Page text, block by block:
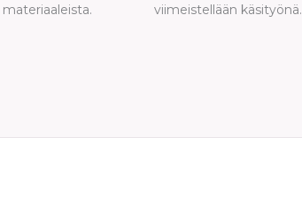
materiaaleista.
viimeistellään käsityönä.